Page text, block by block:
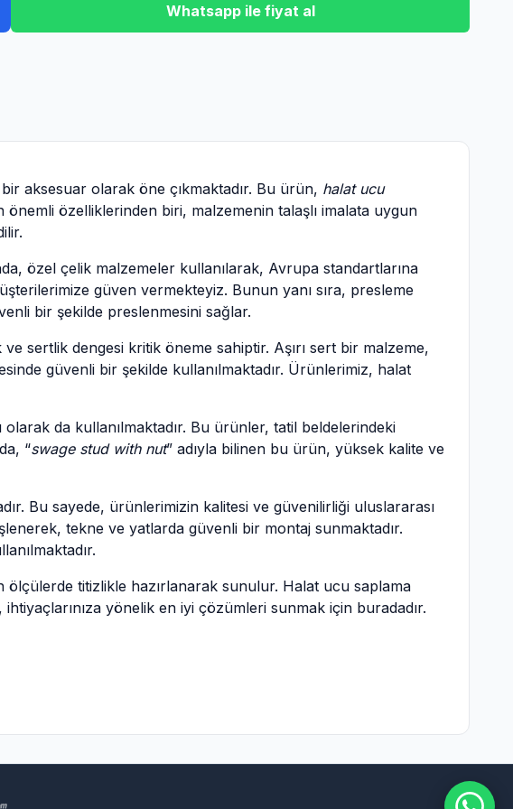
Whatsapp ile fiyat al
aksesuar olarak öne çıkmaktadır. Bu ürün, halat ucu
önemli özelliklerinden biri, malzemenin talaşlı imalata uygun
özel çelik malzemeler kullanılarak, Avrupa standartlarına
güven vermekteyiz. Bunun yanı sıra, presleme
bir şekilde preslenmesini sağlar.
sertlik dengesi kritik öneme sahiptir. Aşırı sert bir malzeme,
güvenli bir şekilde kullanılmaktadır. Ürünlerimiz, halat
da kullanılmaktadır. Bu ürünler, tatil beldelerindeki
“swage stud with nut” adıyla bilinen bu ürün, yüksek kalite ve
Bu sayede, ürünlerimizin kalitesi ve güvenilirliği uluslararası
tekne ve yatlarda güvenli bir montaj sunmaktadır.
ölçülerde titizlikle hazırlanarak sunulur. Halat ucu saplama
yönelik en iyi çözümleri sunmak için buradadır.